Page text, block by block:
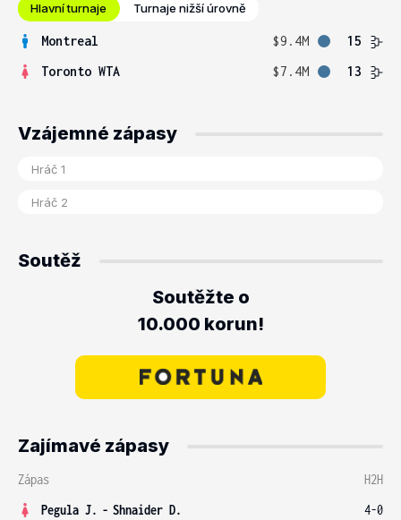
Hlavní turnaje Turnaje nižší úrovně
Montreal $9.4M
15
Toronto WTA
$7.4M 13
Vzájemné zápasy
Soutěž
Soutěžte o
10.000 korun!
Zajímavé zápasy
Zápas
H2H
Pegula J. - Shnaider D.
4-0